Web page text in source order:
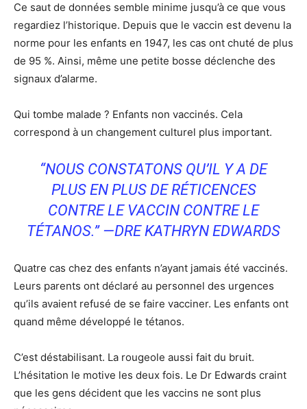
Ce saut de données semble minime jusqu’à ce que vous
regardiez l’historique. Depuis que le vaccin est devenu la
norme pour les enfants en 1947, les cas ont chuté de plus
de 95 %. Ainsi, même une petite bosse déclenche des
signaux d’alarme.
Qui tombe malade ? Enfants non vaccinés. Cela
correspond à un changement culturel plus important.
“NOUS CONSTATONS QU’IL Y A DE
PLUS EN PLUS DE RÉTICENCES
CONTRE LE VACCIN CONTRE LE
TÉTANOS.” —DRE KATHRYN EDWARDS
Quatre cas chez des enfants n’ayant jamais été vaccinés.
Leurs parents ont déclaré au personnel des urgences
qu’ils avaient refusé de se faire vacciner. Les enfants ont
quand même développé le tétanos.
C’est déstabilisant. La rougeole aussi fait du bruit.
L’hésitation le motive les deux fois. Le Dr Edwards craint
que les gens décident que les vaccins ne sont plus